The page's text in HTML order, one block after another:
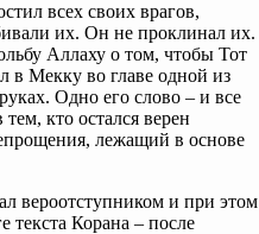
всех своих врагов,
их. Он не проклинал их.
Аллаху о том, чтобы Тот
в Мекку во главе одной из
Одно его слово – и все
кто остался верен
лежащий в основе
вероотступником и при этом
текста Корана – после